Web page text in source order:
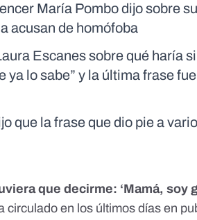
María Pombo dijo sobre
acusan de homófoba
Escanes sobre qué haría
lo sabe” y la última frase
que la frase que dio pie a
que decirme: ‘Mamá, soy
circulado en los últimos días en